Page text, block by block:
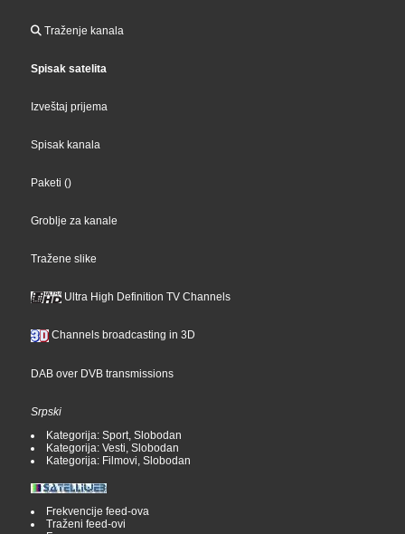
Traženje kanala
Spisak satelita
Izveštaj prijema
Spisak kanala
Paketi ()
Groblje za kanale
Tražene slike
Ultra High Definition TV Channels
Channels broadcasting in 3D
DAB over DVB transmissions
Srpski
Kategorija: Sport, Slobodan
Kategorija: Vesti, Slobodan
Kategorija: Filmovi, Slobodan
Frekvencije feed-ova
Traženi feed-ovi